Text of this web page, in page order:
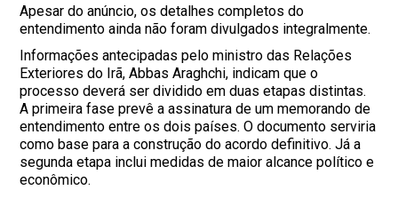
Apesar do anúncio, os detalhes completos do
entendimento ainda não foram divulgados integralmente.
Informações antecipadas pelo ministro das Relações
Exteriores do Irã, Abbas Araghchi, indicam que o
processo deverá ser dividido em duas etapas distintas.
A primeira fase prevê a assinatura de um memorando de
entendimento entre os dois países. O documento serviria
como base para a construção do acordo definitivo. Já a
segunda etapa inclui medidas de maior alcance político e
econômico.